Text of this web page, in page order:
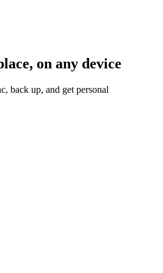
on any device
back up, and get personal